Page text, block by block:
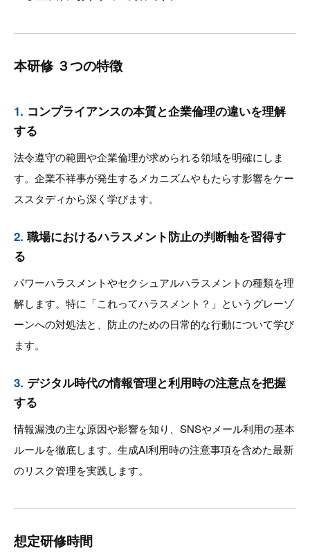
本研修 ３つの特徴
1. コンプライアンスの本質と企業倫理の違いを理解
する
法令遵守の範囲や企業倫理が求められる領域を明確にしま
す。企業不祥事が発生するメカニズムやもたらす影響をケー
ススタディから深く学びます。
2. 職場におけるハラスメント防止の判断軸を習得す
る
パワーハラスメントやセクシュアルハラスメントの種類を理
解します。特に「これってハラスメント？」というグレーゾ
ーンへの対処法と、防止のための日常的な行動について学び
ます。
3. デジタル時代の情報管理と利用時の注意点を把握
する
情報漏洩の主な原因や影響を知り、SNSやメール利用の基本
ルールを徹底します。生成AI利用時の注意事項を含めた最新
のリスク管理を実践します。
想定研修時間